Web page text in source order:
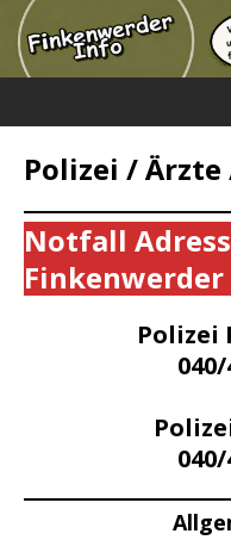
Polizei / Ärzte
Notfall
Finkenwerder
Polizei
040/
040/